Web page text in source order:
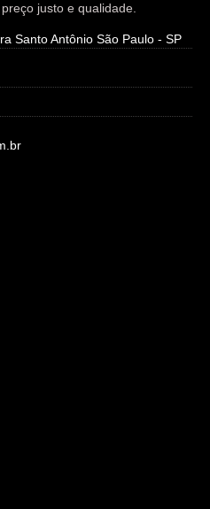
justo e qualidade.
Santo Antônio São Paulo - SP